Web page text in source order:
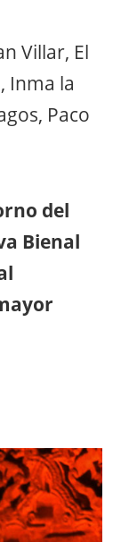
Villar, El
Inma la
Paco
del
Bienal